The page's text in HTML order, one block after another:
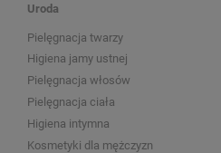
Uroda
Pielęgnacja twarzy
Higiena jamy ustnej
Pielęgnacja włosów
Pielęgnacja ciała
Higiena intymna
Kosmetyki dla mężczyzn